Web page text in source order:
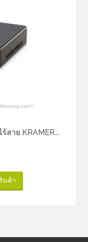
สาย KRAMER...
นค้า